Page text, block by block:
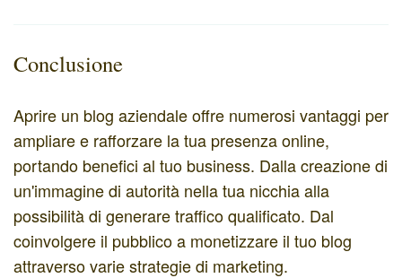
Conclusione
Aprire un blog aziendale offre numerosi vantaggi per
ampliare e rafforzare la tua presenza online,
portando benefici al tuo business. Dalla creazione di
un'immagine di autorità nella tua nicchia alla
possibilità di generare traffico qualificato. Dal
coinvolgere il pubblico a monetizzare il tuo blog
attraverso varie strategie di marketing.